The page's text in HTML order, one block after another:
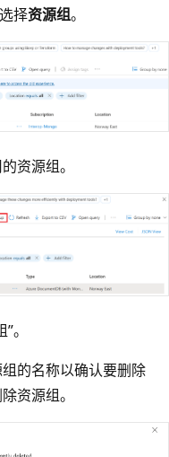
择资源组。
资源组。
。
的名称以确认要删除
资源组。